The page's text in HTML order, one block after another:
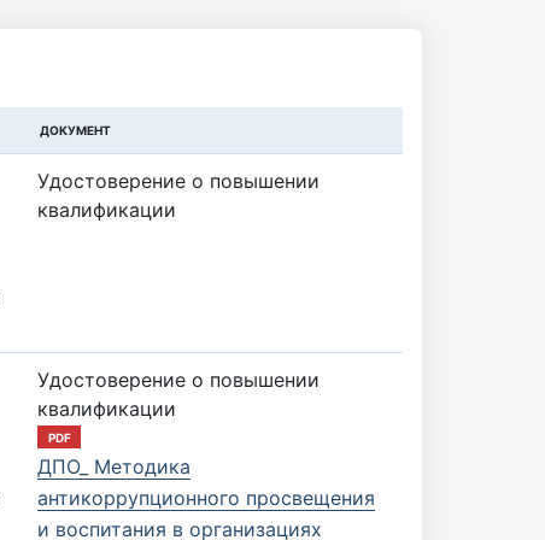
ДОКУМЕНТ
Удостоверение о повышении
квалификации
Удостоверение о повышении
квалификации
PDF
ДПО_ Методика
антикоррупционного просвещения
и воспитания в организациях